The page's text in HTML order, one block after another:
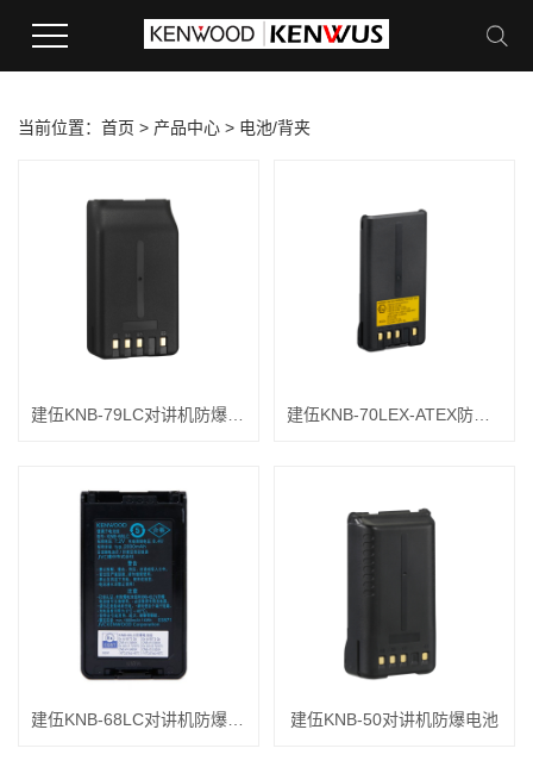
当前位置： 首页 > 产品中心 > 电池/背夹
建伍KNB-68LC对讲机防爆电池 建伍KNB-50对讲机防爆电池